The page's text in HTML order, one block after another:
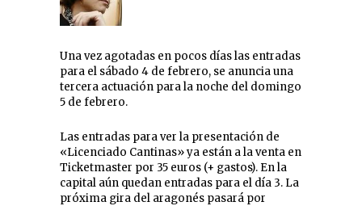
Una vez agotadas en pocos días las entradas
para el sábado 4 de febrero, se anuncia una
tercera actuación para la noche del domingo
5 de febrero.
Las entradas para ver la presentación de
«Licenciado Cantinas» ya están a la venta en
Ticketmaster por 35 euros (+ gastos). En la
capital aún quedan entradas para el día 3. La
próxima gira del aragonés pasará por